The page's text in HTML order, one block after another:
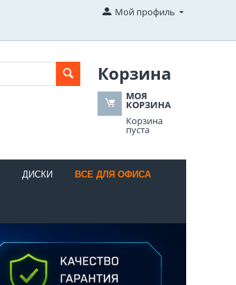
Мой профиль
Корзина
МОЯ
КОРЗИНА
Корзина
пуста
ДИСКИ ВСЕ ДЛЯ ОФИСА